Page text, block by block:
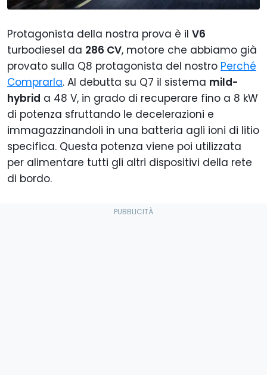
Protagonista della nostra prova è il V6
turbodiesel da 286 CV, motore che abbiamo già
provato sulla Q8 protagonista del nostro Perché
Comprarla. Al debutta su Q7 il sistema mild-
hybrid a 48 V, in grado di recuperare fino a 8 kW
di potenza sfruttando le decelerazioni e
immagazzinandoli in una batteria agli ioni di litio
specifica. Questa potenza viene poi utilizzata
per alimentare tutti gli altri dispositivi della rete
di bordo.